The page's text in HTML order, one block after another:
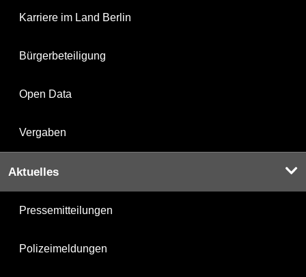
Karriere im Land Berlin
Bürgerbeteiligung
Open Data
Vergaben
Aktuelles
Pressemitteilungen
Polizeimeldungen